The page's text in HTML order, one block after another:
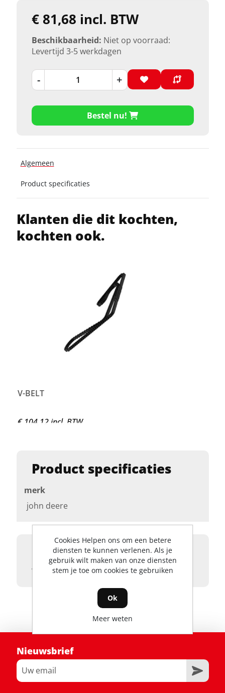
Product details
V-BELT
Product specificaties
merk
john deere
€ 81,68 incl. BTW
Beschikbaarheid: Niet op voorraad:
Levertijd 3-5 werkdagen
- +
Bestel nu!
Algemeen
Product specificaties
Klanten die dit kochten,
kochten ook.
V-BELT
€ 104,12 incl. BTW
Nieuwsbrief
Cookies Helpen ons om een betere
diensten te kunnen verlenen. Als je
gebruik wilt maken van onze diensten
stem je toe om cookies te gebruiken
Ok
Meer weten